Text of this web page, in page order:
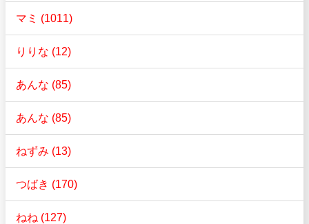
マミ (1011)
りりな (12)
あんな (85)
あんな (85)
ねずみ (13)
つばき (170)
ねね (127)